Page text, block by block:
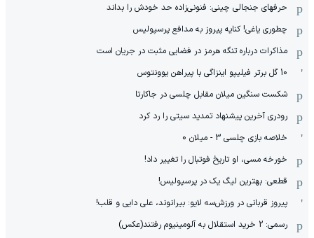
حرفهای جنجالی چینی: فنونی‌زاده حد خودش را بداند
چطوری یاغی! کنایه پیروز به مدافع پرسپولیس
مذاکرات درباره تنگه هرمز در فضایی مثبت در جریان است
10 گل برتر فیلیپو اینزاگی با پیراهن یوونتوس
شکست سنگین میلان مقابل چلسی در جاکارتا
رودری آخرین پیشنهاد تمدید سیتی را رد کرد
خلاصه بازی چلسی 3 - میلان 0
خورخه مسی، او تاریخ فوتبال را تغییر داد!
قطعی: بهترین لیگ یک در پرسپولیس!
پیروز قربانی در ورزش‌سه لایو: بیرانوند، علی دایی و قلب!
رسمی: 2 خرید استقلال به آلومینیوم رفتند(عکس)